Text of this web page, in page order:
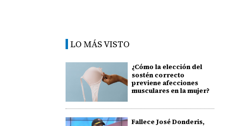
LO MÁS VISTO
¿Cómo la elección del
sostén correcto
previene afecciones
musculares en la mujer?
Fallece José Donderis,